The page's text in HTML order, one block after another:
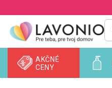
na
obsah
AKČNÉ
CENY